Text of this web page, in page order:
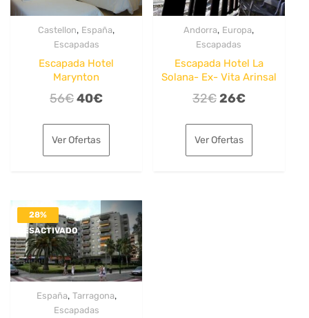
Castellon, España,
Escapadas
Escapada Hotel
Marynton
56€El
original
era:
40€El
es:
Ver Ofertas
Andorra, Europa,
Escapadas
Escapada Hotel La
Solana- Ex- Vita Arinsal
32€El
original
era:
26€El
es:
Ver Ofertas
28%
DESACTIVADO
España, Tarragona,
Escapadas